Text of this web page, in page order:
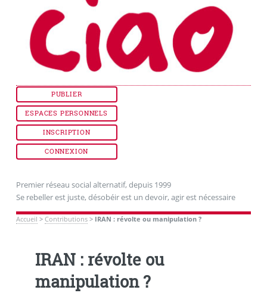
PUBLIER
ESPACES PERSONNELS
INSCRIPTION
CONNEXION
Premier réseau social alternatif, depuis 1999
Se rebeller est juste, désobéir est un devoir, agir est nécessaire
Accueil > Contributions> IRAN : révolte ou manipulation ?
IRAN : révolte ou
manipulation ?